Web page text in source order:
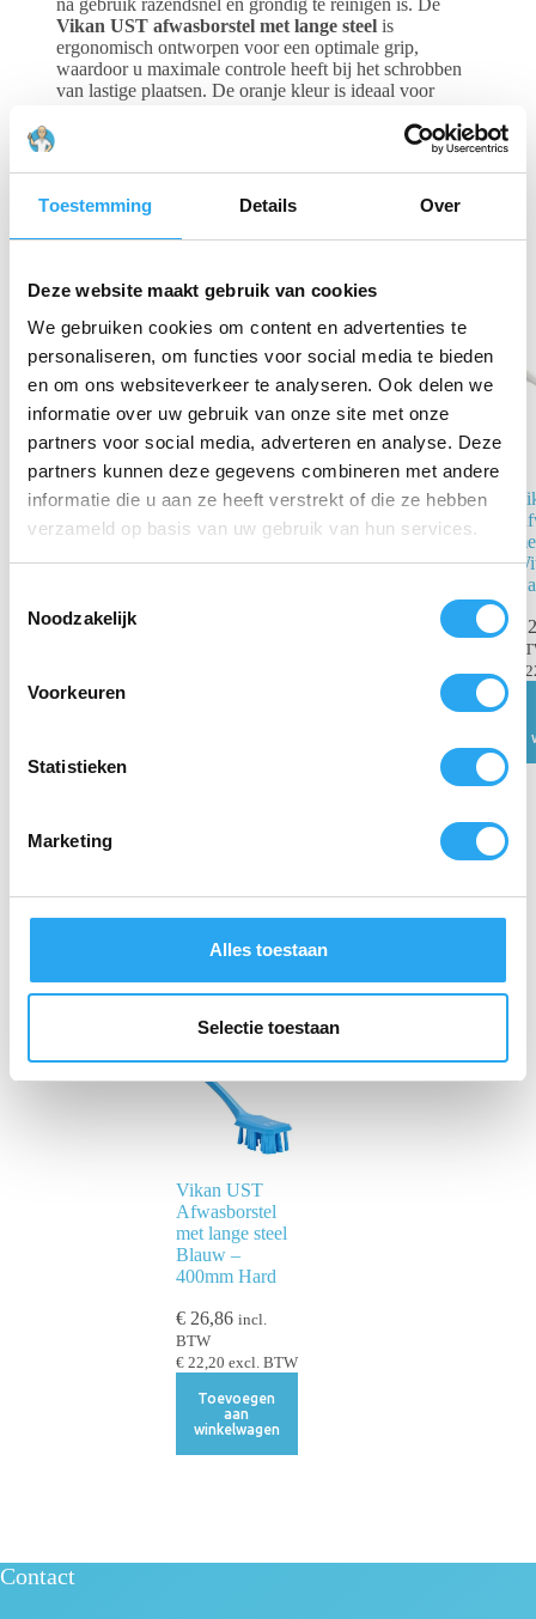
Toestemming Details Over
Deze website maakt gebruik van cookies
We gebruiken cookies om content en advertenties te
personaliseren, om functies voor social media te bieden
en om ons websiteverkeer te analyseren. Ook delen we
informatie over uw gebruik van onze site met onze
partners voor social media, adverteren en analyse. Deze
partners kunnen deze gegevens combineren met andere
informatie die u aan ze heeft verstrekt of die ze hebben
verzameld op basis van uw gebruik van hun services.
t
Noodzakelijk
Voorkeuren
Statistieken
Marketing
Alles toestaan
Selectie toestaan
na gebruik razendsnel en grondig te reinigen is. De
Vikan UST afwasborstel met lange steelis
ergonomisch ontworpen voor een optimale grip,
waardoor u maximale controle heeft bij het schrobben
van lastige plaatsen. De oranje kleur is ideaal voor
plan. Deze borstel is volledig hittebestendig tot 121°C
Vikan
Afwasborstel
met korte steel
Groen –
Vikan UST
Afwasborstel
met lange steel
Blauw –
400mm Hard
€26,86 incl.
BTW
€22,20 excl. BTW
Toevoegen
aan
winkelwagen
Contact